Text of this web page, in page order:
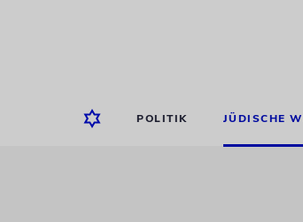
POLITIK JÜDISCHE